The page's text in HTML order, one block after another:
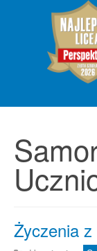
Życzenia